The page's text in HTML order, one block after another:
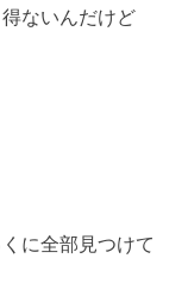
ないんだけど
に全部見つけて